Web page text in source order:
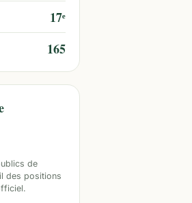
17ᵉ
165
de
des positions